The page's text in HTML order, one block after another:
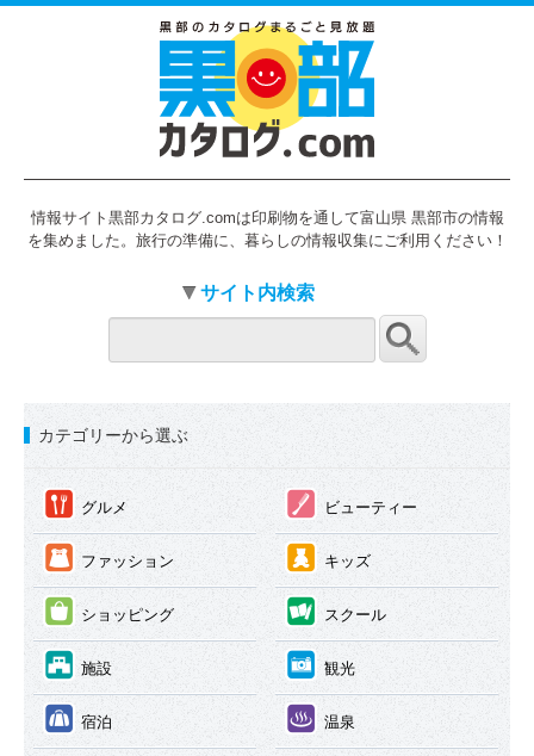
情報サイト黒部カタログ.comは印刷物を通して富山県 黒部市の情報
を集めました。旅行の準備に、暮らしの情報収集にご利用ください！
サイト内検索
カテゴリーから選ぶ
① グルメ ② ビューティー
③ ファッション ④ キッズ
⑤ ショッピング ⑥ スクール
⑦ 施設 ⑧ 観光
⑨ 宿泊 ⑩ 温泉